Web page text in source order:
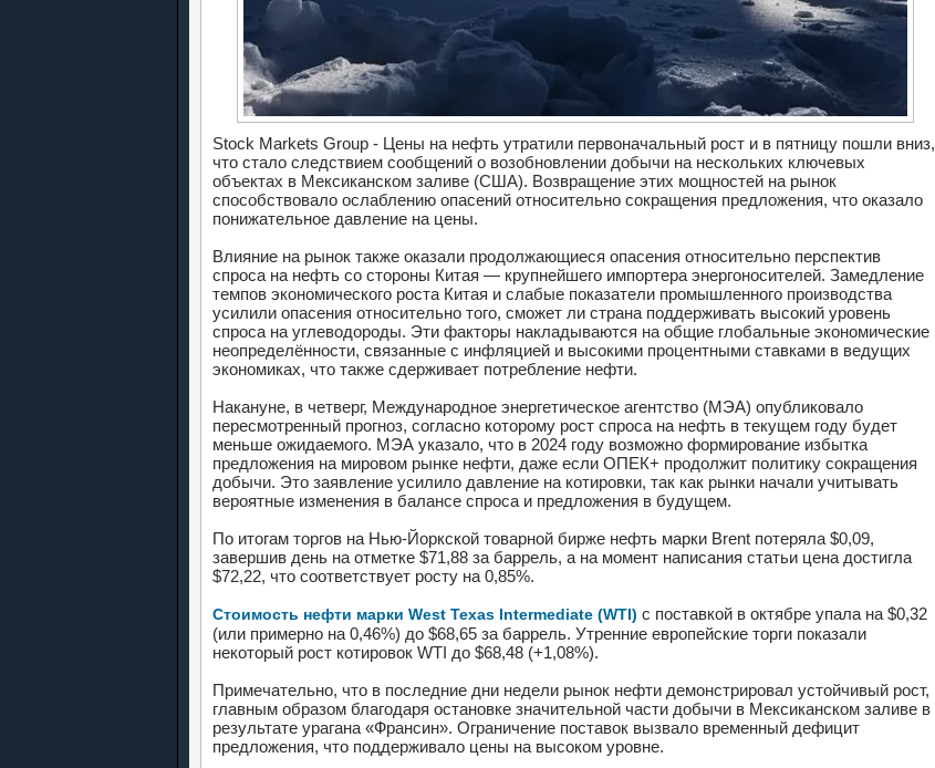
Stock Markets Group - Цены на нефть утратили первоначальный рост и в пятницу пошли вниз,
что стало следствием сообщений о возобновлении добычи на нескольких ключевых
объектах в Мексиканском заливе (США). Возвращение этих мощностей на рынок
способствовало ослаблению опасений относительно сокращения предложения, что оказало
понижательное давление на цены.
Влияние на рынок также оказали продолжающиеся опасения относительно перспектив
спроса на нефть со стороны Китая — крупнейшего импортера энергоносителей. Замедление
темпов экономического роста Китая и слабые показатели промышленного производства
усилили опасения относительно того, сможет ли страна поддерживать высокий уровень
спроса на углеводороды. Эти факторы накладываются на общие глобальные экономические
неопределённости, связанные с инфляцией и высокими процентными ставками в ведущих
экономиках, что также сдерживает потребление нефти.
Накануне, в четверг, Международное энергетическое агентство (МЭА) опубликовало
пересмотренный прогноз, согласно которому рост спроса на нефть в текущем году будет
меньше ожидаемого. МЭА указало, что в 2024 году возможно формирование избытка
предложения на мировом рынке нефти, даже если ОПЕК+ продолжит политику сокращения
добычи. Это заявление усилило давление на котировки, так как рынки начали учитывать
вероятные изменения в балансе спроса и предложения в будущем.
По итогам торгов на Нью-Йоркской товарной бирже нефть марки Brent потеряла $0,09,
завершив день на отметке $71,88 за баррель, а на момент написания статьи цена достигла
$72,22, что соответствует росту на 0,85%.
Стоимость нефти марки West Texas Intermediate (WTI) с поставкой в октябре упала на $0,32
(или примерно на 0,46%) до $68,65 за баррель. Утренние европейские торги показали
некоторый рост котировок WTI до $68,48 (+1,08%).
Примечательно, что в последние дни недели рынок нефти демонстрировал устойчивый рост,
главным образом благодаря остановке значительной части добычи в Мексиканском заливе в
результате урагана «Франсин». Ограничение поставок вызвало временный дефицит
предложения, что поддерживало цены на высоком уровне.